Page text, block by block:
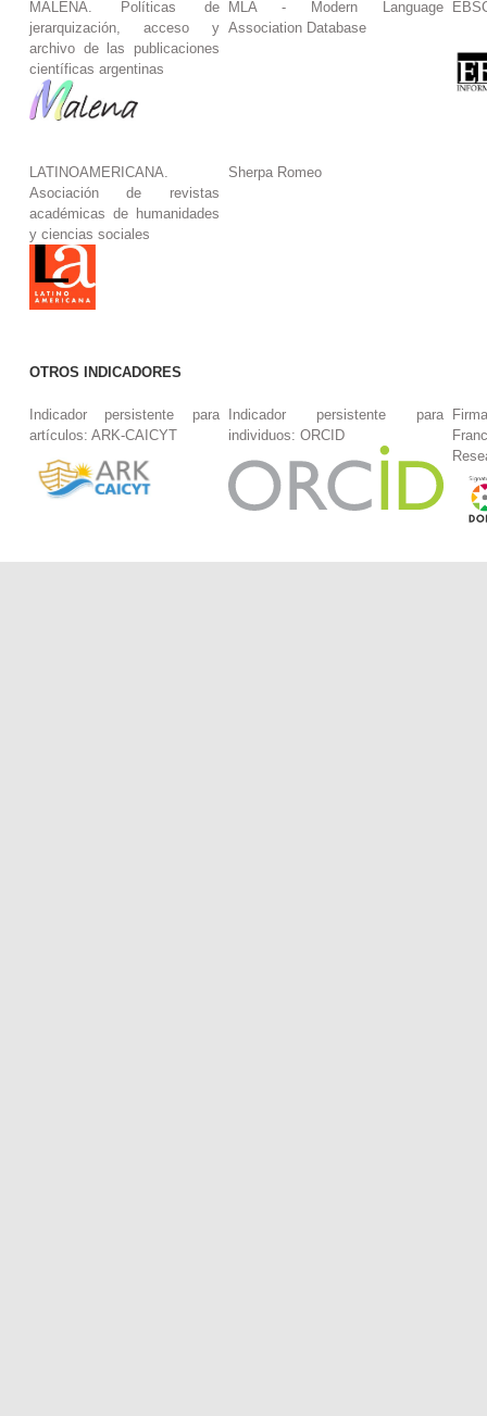
MALENA. Políticas de
jerarquización, acceso y
archivo de las publicaciones
científicas argentinas
MLA - Modern Language
Association Database
LATINOAMERICANA.
Asociación de revistas
académicas de humanidades
y ciencias sociales
Sherpa Romeo
OTROS INDICADORES
Indicador persistente para
artículos: ARK-CAICYT
Indicador persistente para
individuos: ORCID